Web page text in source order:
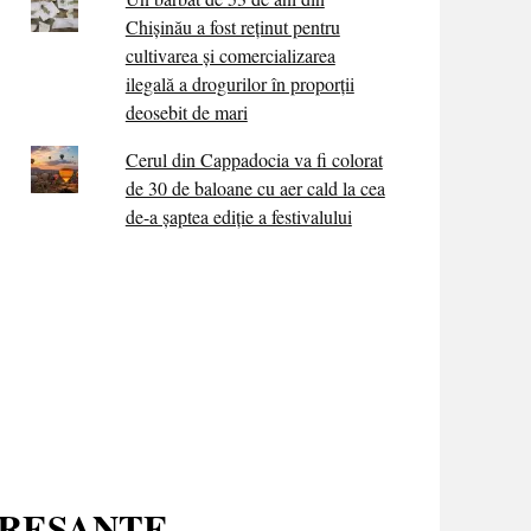
Chișinău a fost reținut pentru
cultivarea și comercializarea
ilegală a drogurilor în proporții
deosebit de mari
Cerul din Cappadocia va fi colorat
de 30 de baloane cu aer cald la cea
de-a șaptea ediție a festivalului